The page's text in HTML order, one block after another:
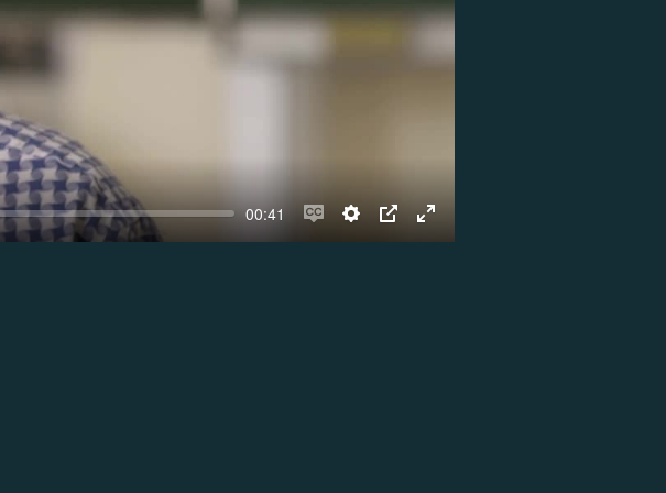
00:41
Enable
Settings
PIPEnter